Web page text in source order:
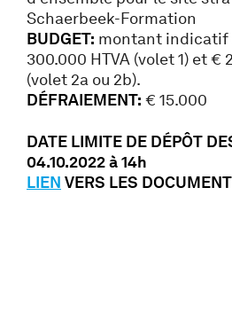
Schaerbeek-Formation
BUDGET: montant indicatif
300.000 HTVA (volet 1) et €
(volet 2a ou 2b).
DÉFRAIEMENT: € 15.000
DATE LIMITE DE DÉPÔT
04.10.2022 à 14h
LIEN VERS LES